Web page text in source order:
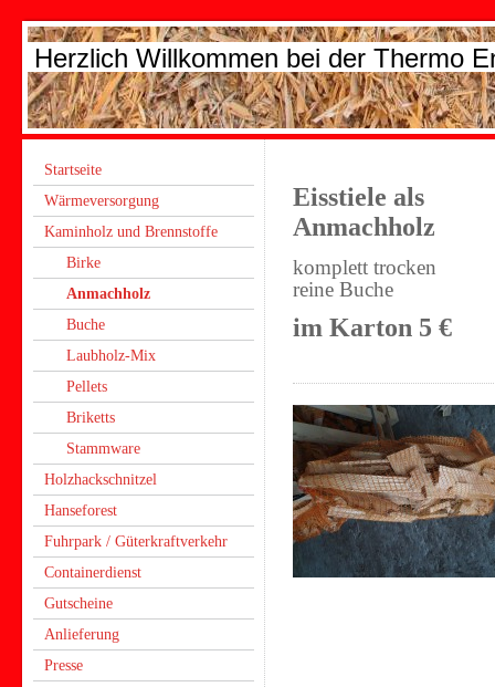
Herzlich Willkommen bei der Thermo
Startseite
Wärmeversorgung
Kaminholz und Brennstoffe
Birke
Anmachholz
Buche
Laubholz-Mix
Pellets
Briketts
Stammware
Holzhackschnitzel
Hanseforest
Fuhrpark / Güterkraftverkehr
Containerdienst
Gutscheine
Anlieferung
Presse
Eisstiele als
Anmachholz
komplett trocken
reine Buche
im Karton 5 €